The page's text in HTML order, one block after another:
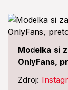
Modelka si
OnlyFans,
Zdroj: